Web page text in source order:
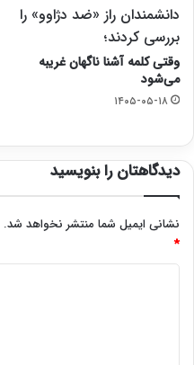
دانشمندان راز «ضد دژاوو» را
بررسی کردند؛
وقتی کلمه آشنا ناگهان غریبه
می‌شود
۱۴۰۵-۰۵-۱۸
دیدگاهتان را بنویسید
نشانی ایمیل شما منتشر نخواهد شد.
*